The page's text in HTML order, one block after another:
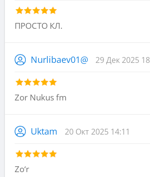
ПРОСТО КЛ.
Nurlibaev01@ 29 Дек 2025
Zor Nukus fm
Uktam 20 Окт 2025 14:11
Zo‘r